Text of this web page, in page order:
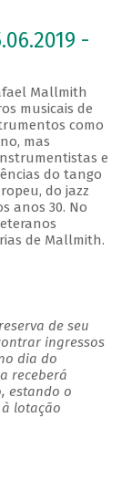
-
Mallmith
musicais de
como
mas
e
do tango
do jazz
anos 30. No
de Mallmith.
de seu
ingressos
dia do
receberá
estando o
lotação